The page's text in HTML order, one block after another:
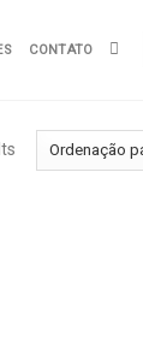
CONTATO